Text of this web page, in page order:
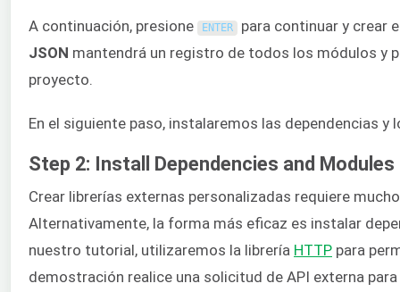
A continuación, presione ENTER para continuar y crear
JSON mantendrá un registro de todos los módulos y
proyecto.
En el siguiente paso, instalaremos las dependencias y
Step 2: Install Dependencies and Modules
Crear librerías externas personalizadas requiere
Alternativamente, la forma más eficaz es instalar
nuestro tutorial, utilizaremos la librería HTTP para
demostración realice una solicitud de API externa